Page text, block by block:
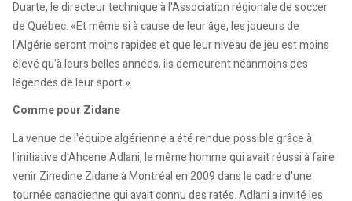
Duarte, le directeur technique à l'Association régionale de soccer
de Québec. «Et même si à cause de leur âge, les joueurs de
l'Algérie seront moins rapides et que leur niveau de jeu est moins
élevé qu'à leurs belles années, ils demeurent néanmoins des
légendes de leur sport.»
Comme pour Zidane
La venue de l'équipe algérienne a été rendue possible grâce à
l'initiative d'Ahcene Adlani, le même homme qui avait réussi à faire
venir Zinedine Zidane à Montréal en 2009 dans le cadre d'une
tournée canadienne qui avait connu des ratés. Adlani a invité les